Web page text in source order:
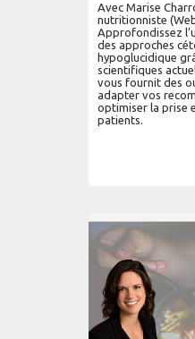
Avec Marise
nutritionniste
Approfondissez
des approches
hypoglucidique
scientifiques
vous fournit des
adapter vos
optimiser la prise
patients.